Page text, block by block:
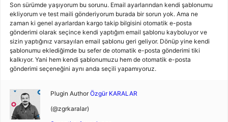
Son sürümde yaşıyorum bu sorunu. Email ayarlarından kendi şablonumu
ekliyorum ve test maili gönderiyorum burada bir sorun yok. Ama ne
zaman ki genel ayarlardan kargo takip bilgisini otomatik e-posta
gönderimi olarak seçince kendi yaptığım email şablonu kayboluyor ve
sizin yaptığınız varsayılan email şablonu geri geliyor. Dönüp yine kendi
şablonumu eklediğimde bu sefer de otomatik e-posta gönderimi tiki
kalkıyor. Yani hem kendi şablonumuzu hem de otomatik e-posta
gönderimi seçeneğini aynı anda seçili yapamıyoruz.
Plugin Author Özgür KARALAR
(@zgrkaralar)